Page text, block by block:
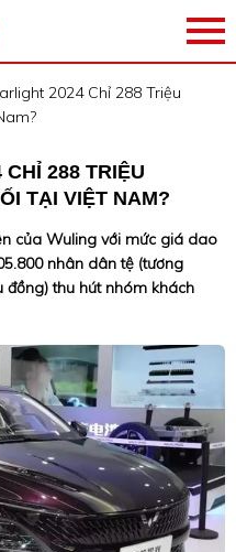
2024 Chỉ 288 Triệu
288 TRIỆU
TẠI VIỆT NAM?
của Wuling với mức giá dao
nhân dân tệ (tương
đồng) thu hút nhóm khách